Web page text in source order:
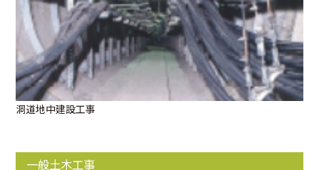
洞道地中建設工事
一般土木工事